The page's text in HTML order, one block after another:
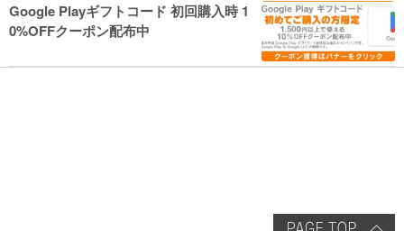
Google Playギフトコード 初回購入時 1
0%OFFクーポン配布中